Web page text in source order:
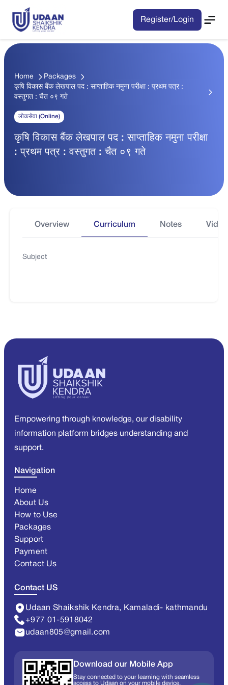
Register/Login
Home
Packages
कृषि विकास बैंक लेखपाल पद : साप्ताहिक नमुना परीक्षा : प्रथम पत्र :
वस्तुगत : चैत ०९ गते
लोकसेवा (Online)
कृषि विकास बैंक लेखपाल पद : साप्ताहिक नमुना परीक्षा
: प्रथम पत्र : वस्तुगत : चैत ०९ गते
Overview Curriculum Notes
Subject
Empowering through knowledge, our disability
information platform bridges understanding and
support.
Navigation
Home
About Us
How to Use
Packages
Support
Payment
Contact Us
Contact US
Udaan Shaikshik Kendra, Kamaladi- kathmandu
+977 01-5918042
udaan805@gmail.com
Download our Mobile App
Stay connected to your learning with seamless
access to Udaan on your mobile device.